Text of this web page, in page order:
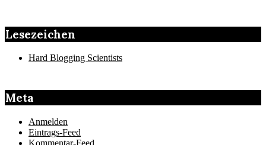
Lesezeichen
Hard Blogging Scientists
Meta
Anmelden
Eintrags-Feed
Kommentar-Feed